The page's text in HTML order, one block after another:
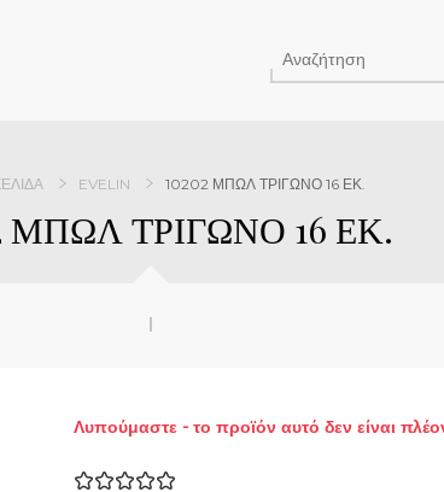
EVELIN 10202 ΜΠΩΛ ΤΡΙΓΩΝΟ 16 ΕΚ.
ΜΠΩΛ ΤΡΙΓΩΝΟ 16 ΕΚ.
Λυπούμαστε - το προϊόν αυτό δεν είναι